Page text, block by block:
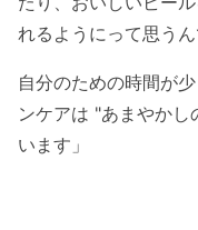
れるようにって思うん
自分のための時間が
ンケアは "あまやか
います」